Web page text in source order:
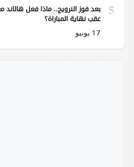
5
بعد فوز النرويج.. ماذا فعل
عقب نهاية المباراة؟
17 يونيو